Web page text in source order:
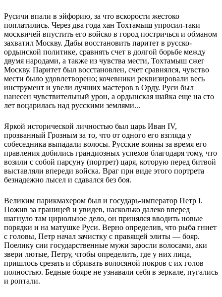
Русичи впали в эйфорию, за что вскорости жестоко
поплатились. Через два года хан Тохтамыш упросил-таки
москвичей впустить его войско в город постричься и обманом
захватил Москву. Дабы восстановить паритет в русско-
ордынской политике, сравнять счет в долгой борьбе между
двумя народами, а также из чувства мести, Тохтамыш сжег
Москву. Паритет был восстановлен, счет сравнялся, чувство
мести было удовлетворено; кочевники реквизировали весь
инструмент и увели лучших мастеров в Орду. Руси был
нанесен чувствительный урон, а ордынская шайка еще на сто
лет воцарилась над русскими землями...
Яркой исторической личностью был царь Иван IV,
прозванный Грозным за то, что от одного его взгляда у
собеседника выпадали волосы. Русские воины за время его
правления добились грандиозных успехов благодаря тому, что
возили с собой парсуну (портрет) царя, которую перед битвой
выставляли впереди войска. Враг при виде этого портрета
безнадежно лысел и сдавался без боя.
Великим парикмахером был и государь-император Петр I.
Пожив за границей и увидев, насколько далеко вперед
шагнуло там цирюльное дело, он принялся вводить новые
порядки и на матушке Руси. Верно определив, что рыба гниет
с головы, Петр начал зачистку с правящей элиты — бояр.
Поелику сии государственные мужи заросли волосами, аки
звери лютые, Петру, чтобы определить, где у них лица,
пришлось срезать и сбривать волосяной покров с их голов
полностью. Бедные бояре не узнавали себя в зеркале, пугались
и роптали.